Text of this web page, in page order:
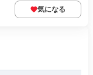
気になる